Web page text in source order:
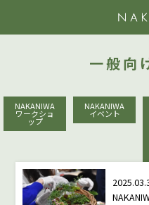
一般向
NAKANIWA
ワークショ
ップ
NAKANIWA
イベント